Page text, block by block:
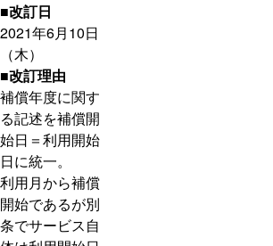
■改訂日
2021年6月10日
（木）
■改訂理由
補償年度に関す
る記述を補償開
始日＝利用開始
日に統一。
利用月から補償
開始であるが別
条でサービス自